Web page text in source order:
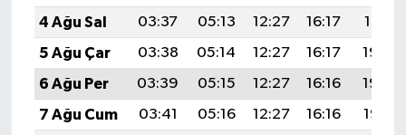
4 Ağu Sal
03:37 05:13 12:27 16:17
19:31
5 Ağu Çar
03:38 05:14 12:27 16:17
19:30
6 Ağu Per
03:39 05:15 12:27 16:16
19:29
7 Ağu Cum
03:41 05:16 12:27 16:16
19:28